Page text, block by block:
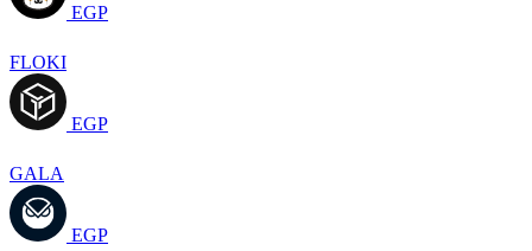
EGP
FLOKI
EGP
GALA
EGP